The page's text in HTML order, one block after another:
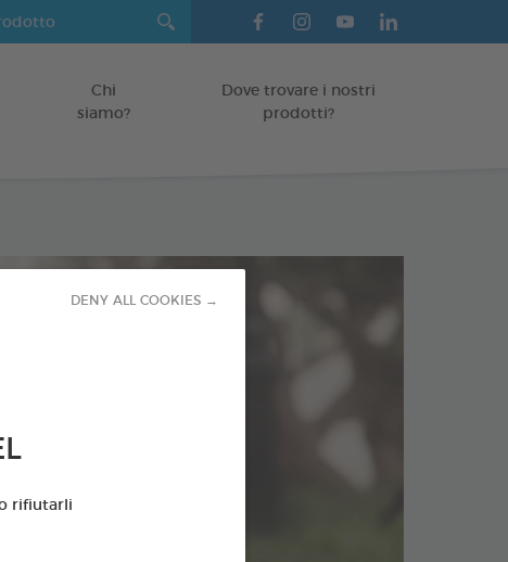
rifiutarli
DENY ALL COOKIES →
Chi
siamo?
Dove trovare i nostri
prodotti?